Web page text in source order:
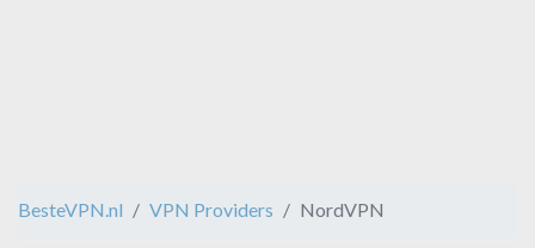
BesteVPN.nl VPN Providers NordVPN